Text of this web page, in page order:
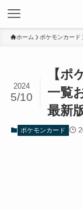
ホーム ポケモンカード
【ポ
一覧
最新
2024
5/10
ポケモンカード